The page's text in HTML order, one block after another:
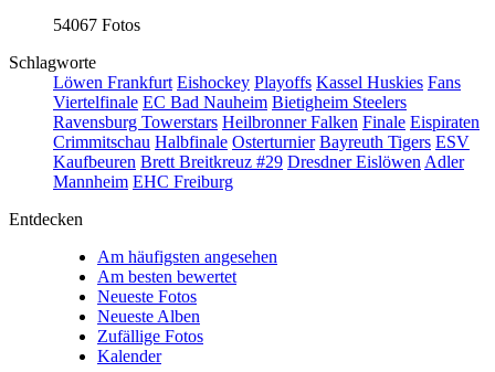
54067 Fotos
Schlagworte
Löwen Frankfurt Eishockey Playoffs Kassel Huskies Fans
Viertelfinale EC Bad Nauheim Bietigheim Steelers
Ravensburg Towerstars Heilbronner Falken Finale Eispiraten
Crimmitschau Halbfinale Osterturnier Bayreuth Tigers ESV
Kaufbeuren Brett Breitkreuz #29 Dresdner Eislöwen Adler
Mannheim EHC Freiburg
Entdecken
Am häufigsten angesehen
Am besten bewertet
Neueste Fotos
Neueste Alben
Zufällige Fotos
Kalender